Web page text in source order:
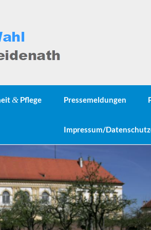
& Pflege Pressemeldungen
Impressum/